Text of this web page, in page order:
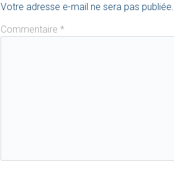
Votre adresse e-mail ne sera pas publiée.
Commentaire *